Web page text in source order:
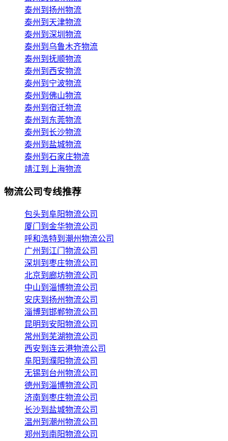
泰州到扬州物流
泰州到天津物流
泰州到深圳物流
泰州到乌鲁木齐物流
泰州到抚顺物流
泰州到西安物流
泰州到宁波物流
泰州到佛山物流
泰州到宿迁物流
泰州到东莞物流
泰州到长沙物流
泰州到盐城物流
泰州到石家庄物流
靖江到上海物流
物流公司专线推荐
包头到阜阳物流公司
厦门到金华物流公司
呼和浩特到潮州物流公司
广州到江门物流公司
深圳到枣庄物流公司
北京到廊坊物流公司
中山到淄博物流公司
安庆到扬州物流公司
淄博到邯郸物流公司
昆明到安阳物流公司
常州到芜湖物流公司
西安到连云港物流公司
阜阳到濮阳物流公司
无锡到台州物流公司
德州到淄博物流公司
济南到枣庄物流公司
长沙到盐城物流公司
温州到潮州物流公司
郑州到南阳物流公司